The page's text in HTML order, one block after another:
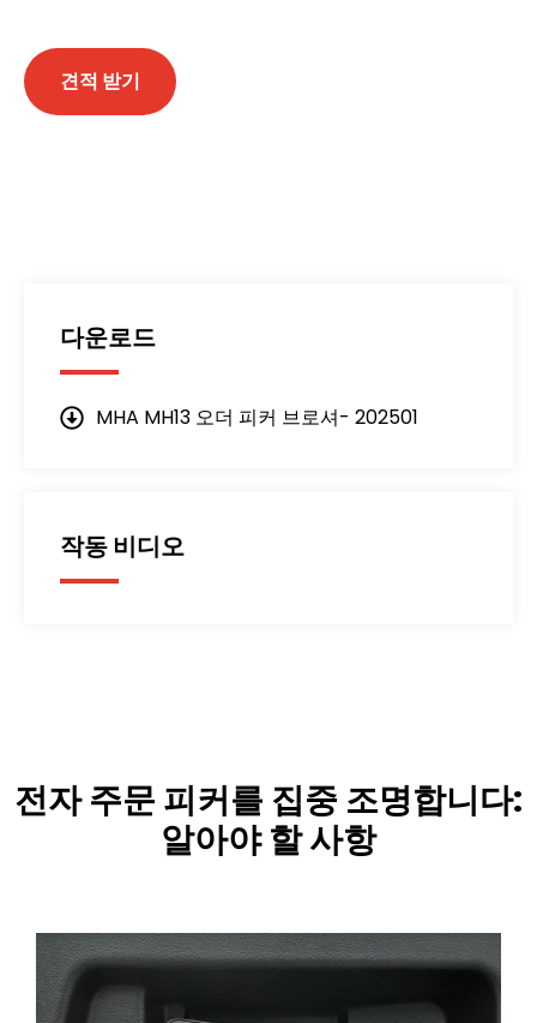
견적 받기
다운로드
MHA MH13 오더 피커 브로셔- 202501
작동 비디오
전자 주문 피커를 집중 조명합니다:
알아야 할 사항